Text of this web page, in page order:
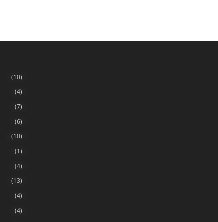
(10)
(4)
(7)
(6)
(10)
(1)
(4)
(13)
(4)
(4)